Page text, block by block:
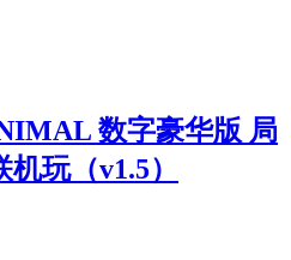
数字豪华版 局
玩（v1.5）